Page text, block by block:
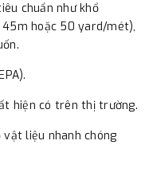
chuẩn như khổ
45m hoặc 50 yard/mét),
hiện có trên thị trường.
liệu nhanh chóng